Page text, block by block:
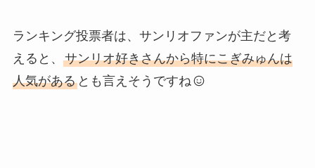
ランキング投票者は、サンリオファンが主だと考
えると、 サンリオ好きさんから特にこぎみゅんは
人気があるとも言えそうですね